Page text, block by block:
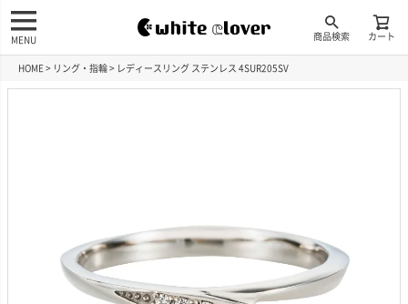
商品検索 カート
MENU
HOME リング・指輪 レディースリング ステンレス 4SUR205SV